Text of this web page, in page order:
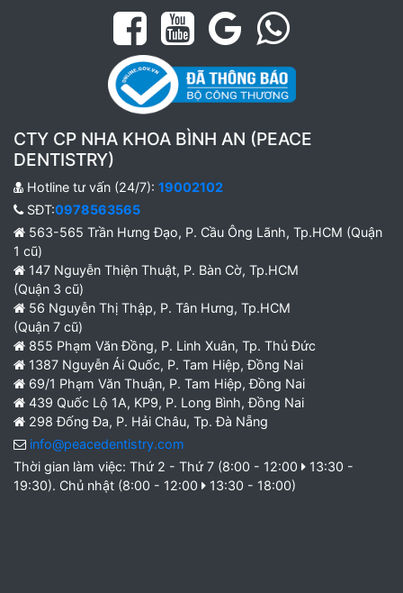
CTY CP NHA KHOA BÌNH AN (PEACE
DENTISTRY)
Hotline tư vấn (24/7): 19002102
SĐT:0978563565
563-565 Trần Hưng Đạo, P. Cầu Ông Lãnh, Tp.HCM (Quận
1 cũ)
147 Nguyễn Thiện Thuật, P. Bàn Cờ, Tp.HCM
(Quận 3 cũ)
56 Nguyễn Thị Thập, P. Tân Hưng, Tp.HCM
(Quận 7 cũ)
855 Phạm Văn Đồng, P. Linh Xuân, Tp. Thủ Đức
1387 Nguyễn Ái Quốc, P. Tam Hiệp, Đồng Nai
69/1 Phạm Văn Thuận, P. Tam Hiệp, Đồng Nai
439 Quốc Lộ 1A, KP9, P. Long Bình, Đồng Nai
298 Đống Đa, P. Hải Châu, Tp. Đà Nẵng
info@peacedentistry.com
Thời gian làm việc: Thứ 2 - Thứ 7 (8:00 - 12:00
13:30 -
19:30). Chủ nhật (8:00 - 12:00
13:30 - 18:00)